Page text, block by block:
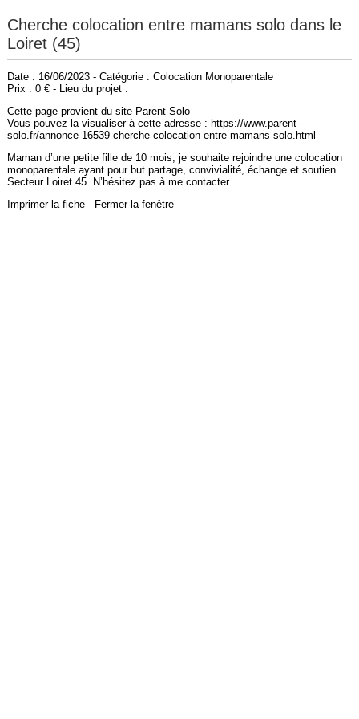
Cherche colocation entre mamans solo dans le
Loiret (45)
Date : 16/06/2023 - Catégorie : Colocation Monoparentale
Prix : 0 € - Lieu du projet :
Cette page provient du site Parent-Solo
Vous pouvez la visualiser à cette adresse : https://www.parent-
solo.fr/annonce-16539-cherche-colocation-entre-mamans-solo.html
Maman d’une petite fille de 10 mois, je souhaite rejoindre une colocation
monoparentale ayant pour but partage, convivialité, échange et soutien.
Secteur Loiret 45. N’hésitez pas à me contacter.
Imprimer la fiche- Fermer la fenêtre